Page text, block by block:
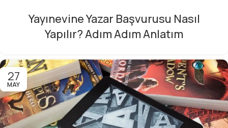
Yayınevine Yazar Başvurusu Nasıl
Yapılır? Adım Adım Anlatım
27
MAY